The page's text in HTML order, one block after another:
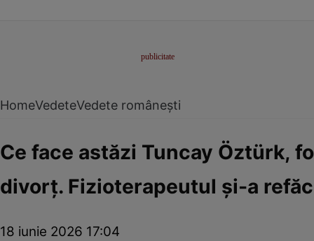
HomeVedeteVedete românești
Ce face astăzi Tuncay Öztürk,
divorț. Fizioterapeutul și-a
18 iunie 2026 17:04